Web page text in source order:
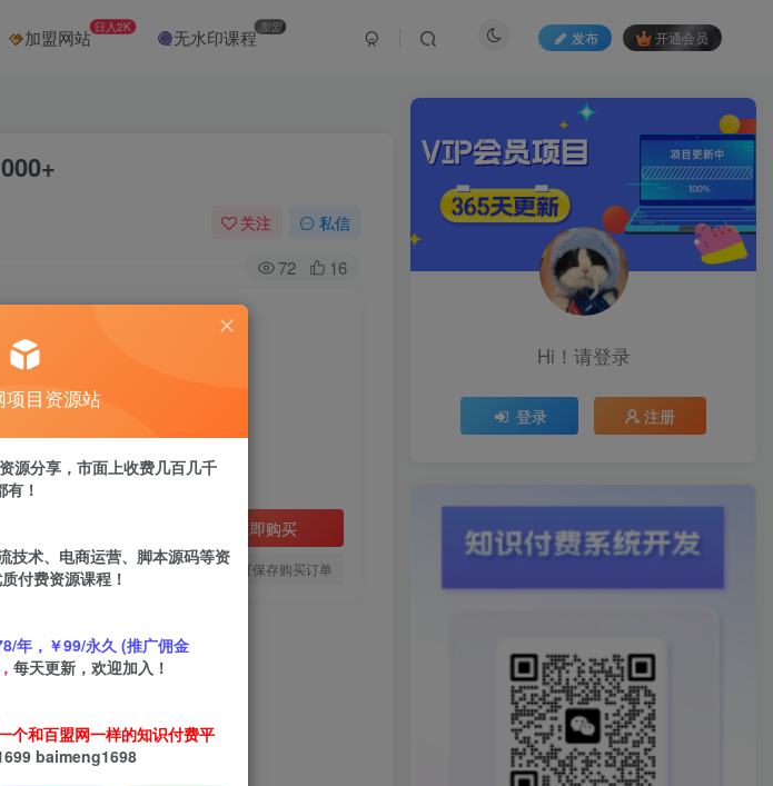
加盟网站 日入2K 无水印课程 加盟
发布 开通会员
关注 私信
72 16
条10W+爆款，单日变现1000+
费
立即购买
您当前未登录！建议登陆后购买，可保存购买订单
的变现方式
Hi！请登录
登录 注册
项目资源站
源分享，市面上收费几百几千
！
技术、电商运营、脚本源码等资
付费资源课程！
年，￥99/永久 (推广佣金
每天更新，欢迎加入！
个和百盟网一样的知识付费平
baimeng1698